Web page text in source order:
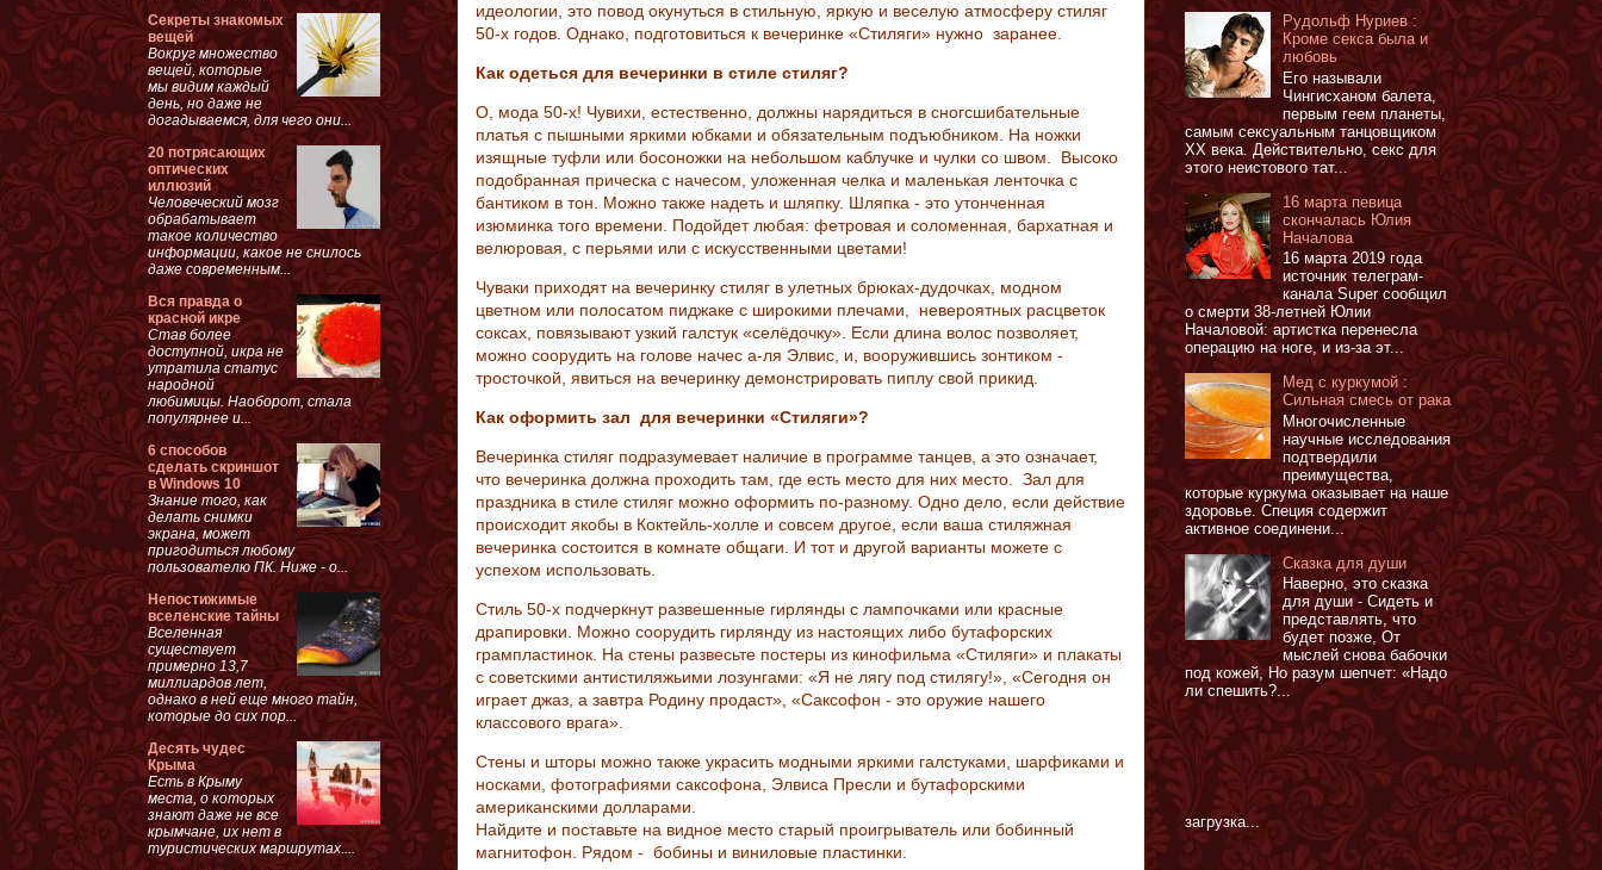
идеологии, это повод окунуться в стильную, яркую и веселую атмосферу стиляг
50-х годов. Однако, подготовиться к вечеринке «Стиляги» нужно заранее.
Как одеться для вечеринки в стиле стиляг?
О, мода 50-х! Чувихи, естественно, должны нарядиться в сногсшибательные
платья с пышными яркими юбками и обязательным подъюбником. На ножки
изящные туфли или босоножки на небольшом каблучке и чулки со швом. Высоко
подобранная прическа с начесом, уложенная челка и маленькая ленточка с
бантиком в тон. Можно также надеть и шляпку. Шляпка - это утонченная
изюминка того времени. Подойдет любая: фетровая и соломенная, бархатная и
велюровая, с перьями или с искусственными цветами!
Чуваки приходят на вечеринку стиляг в улетных брюках-дудочках, модном
цветном или полосатом пиджаке с широкими плечами, невероятных расцветок
соксах, повязывают узкий галстук «селёдочку». Если длина волос позволяет,
можно соорудить на голове начес а-ля Элвис, и, вооружившись зонтиком -
тросточкой, явиться на вечеринку демонстрировать пиплу свой прикид.
Как оформить зал для вечеринки «Стиляги»?
Вечеринка стиляг подразумевает наличие в программе танцев, а это означает,
что вечеринка должна проходить там, где есть место для них место. Зал для
праздника в стиле стиляг можно оформить по-разному. Одно дело, если действие
происходит якобы в Коктейль-холле и совсем другое, если ваша стиляжная
вечеринка состоится в комнате общаги. И тот и другой варианты можете с
успехом использовать.
Стиль 50-х подчеркнут развешенные гирлянды с лампочками или красные
драпировки. Можно соорудить гирлянду из настоящих либо бутафорских
грампластинок. На стены развесьте постеры из кинофильма «Стиляги» и плакаты
с советскими антистиляжьими лозунгами: «Я не лягу под стилягу!», «Сегодня он
играет джаз, а завтра Родину продаст», «Саксофон - это оружие нашего
классового врага».
Стены и шторы можно также украсить модными яркими галстуками, шарфиками и
носками, фотографиями саксофона, Элвиса Пресли и бутафорскими
американскими долларами.
Найдите и поставьте на видное место старый проигрыватель или бобинный
магнитофон. Рядом - бобины и виниловые пластинки.
Секреты знакомых
вещей
Вокруг множество
вещей, которые
мы видим каждый
день, но даже не
догадываемся, для чего они...
20 потрясающих
оптических
иллюзий
Человеческий мозг
обрабатывает
такое количество
информации, какое не снилось
даже современным...
Вся правда о
красной икре
Став более
доступной, икра не
утратила статус
народной
любимицы. Наоборот, стала
популярнее и...
6 способов
сделать скриншот
в Windows 10
Знание того, как
делать снимки
экрана, может
пригодиться любому
пользователю ПК. Ниже - о...
Непостижимые
вселенские тайны
Вселенная
существует
примерно 13,7
миллиардов лет,
однако в ней еще много тайн,
которые до сих пор...
Десять чудес
Крыма
Есть в Крыму
места, о которых
знают даже не все
крымчане, их нет в
туристических маршрутах....
Рудольф Нуриев :
Кроме секса была и
любовь
Его называли
Чингисханом балета,
первым геем планеты,
самым сексуальным танцовщиком
XX века. Действительно, секс для
этого неистового тат...
16 марта певица
скончалась Юлия
Началова
16 марта 2019 года
источник телеграм-
канала Super сообщил
о смерти 38-летней Юлии
Началовой: артистка перенесла
операцию на ноге, и из-за эт...
Мед с куркумой :
Сильная смесь от рака
Многочисленные
научные исследования
подтвердили
преимущества,
которые куркума оказывает на наше
здоровье. Специя содержит
активное соединени...
Сказка для души
Наверно, это сказка
для души - Сидеть и
представлять, что
будет позже, От
мыслей снова бабочки
под кожей, Но разум шепчет: «Надо
ли спешить?...
загрузка...